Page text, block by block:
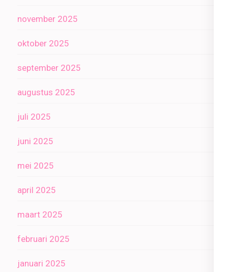
november 2025
oktober 2025
september 2025
augustus 2025
juli 2025
juni 2025
mei 2025
april 2025
maart 2025
februari 2025
januari 2025